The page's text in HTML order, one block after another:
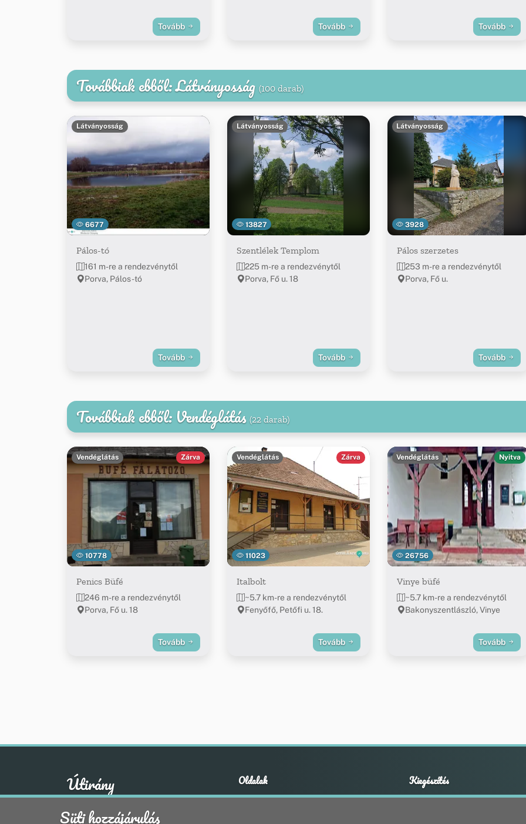
Tovább Tovább Tovább
Továbbiak ebből: Látványosság (100 darab)
6677
Látványosság
Pálos-tó
161 m-re a rendezvénytől
Porva, Pálos-tó
Tovább
13827
Látványosság
Szentlélek Templom
225 m-re a rendezvénytől
Porva, Fő u. 18
Tovább
3928
Látványosság
Pálos szerzetes
253 m-re a rendezvénytől
Porva, Fő u.
Tovább
Továbbiak ebből: Vendéglátás (22 darab)
10778
Vendéglátás Zárva
Penics Büfé
246 m-re a rendezvénytől
Porva, Fő u. 18
Tovább
11023
Vendéglátás Zárva
Italbolt
~5.7 km-re a rendezvénytől
Fenyőfő, Petőfi u. 18.
Tovább
26756
Vendéglátás Nyitva
Vinye büfé
~5.7 km-re a rendezvénytől
Bakonyszentlászló, Vinye
Tovább
Útirány Oldalak Kiegészítés
Süti hozzájárulás